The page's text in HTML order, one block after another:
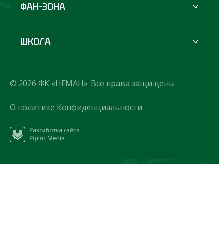
ФАН-ЗОНА
ШКОЛА
© 2026 ФК «НЕМАН». Все права защищены
О политике Конфиденциальности